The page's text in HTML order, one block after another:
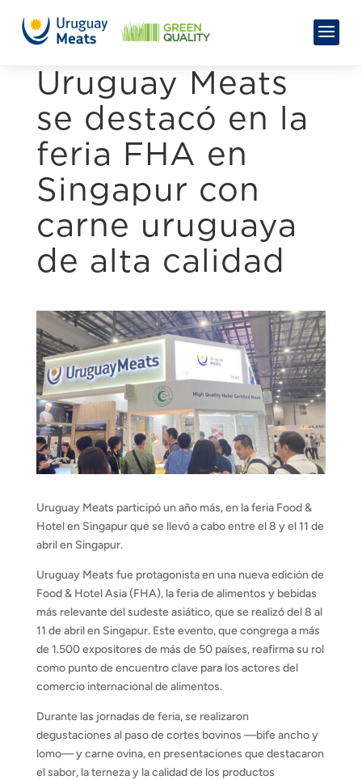
Uruguay Meats
se destacó en la
feria FHA en
Singapur con
carne uruguaya
de alta calidad
Uruguay Meats participó un año más, en la feria Food &
Hotel en Singapur que se llevó a cabo entre el 8 y el 11 de
abril en Singapur.
Uruguay Meats fue protagonista en una nueva edición de
Food & Hotel Asia (FHA), la feria de alimentos y bebidas
más relevante del sudeste asiático, que se realizó del 8 al
11 de abril en Singapur. Este evento, que congrega a más
de 1.500 expositores de más de 50 países, reafirma su rol
como punto de encuentro clave para los actores del
comercio internacional de alimentos.
Durante las jornadas de feria, se realizaron
degustaciones al paso de cortes bovinos —bife ancho y
lomo— y carne ovina, en presentaciones que destacaron
el sabor, la terneza y la calidad de los productos